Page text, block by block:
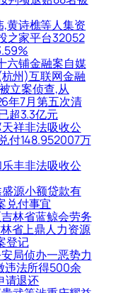
黄诗樵等人集资
之家平台32052
六铺金融案自媒
州)互联网金融
立案侦查,从
年7月第五次清
超3.3亿元
祥非法吸收公
付148.952007万
丰非法吸收公
源小额贷款有
兑付事宜
林省蓝鲸会劳务
省上鼎人力资源
登记
局侦办一恶势力
违法所得500余
请退还